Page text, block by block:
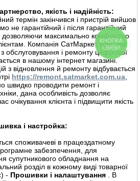
якість і надійність:
термін закінчився і пристрій вийшов
не гарантійний і після гарантійний
дозволяючи максимально комфортно
Компанія СатМаркет має свій
обслуговування і ремонту цифрової
в нашому інтернет магазині.
з відновлення й ремонту відбувається
https://remont.satmarket.com.ua
швидко проводити ремонт і
дана особливість дозволяє
очікування клієнта і підвищити якість
і настройка:
споживачеві в працездатному
забезпечення, для
супутникового обладнання на
розділ в кожному виді товарної
- Прошивки і налаштування
. В
КНОПКА
СВЯЗИ